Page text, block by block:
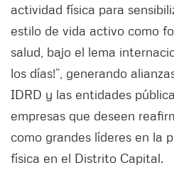
actividad física para
estilo de vida activo como
salud, bajo el lema
los días!”, generando
IDRD y las entidades
empresas que deseen
como grandes líderes en la
física en el Distrito Capital.